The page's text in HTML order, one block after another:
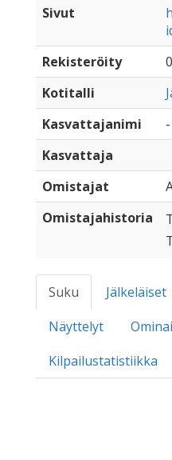
Sivut
Rekisteröity
Kotitalli
Kasvattajanimi
-
Kasvattaja
Omistajat
Omistajahistoria
Suku Jälkeläiset
Näyttelyt
Kilpailustatistiikka